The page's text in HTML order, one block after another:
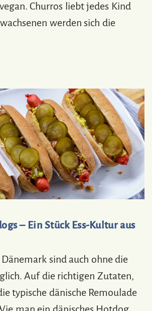
Churros liebt jedes Kind
werden sich die
– Ein Stück Ess-Kultur aus
sind auch ohne die
Auf die richtigen Zutaten,
typische dänische Remoulade